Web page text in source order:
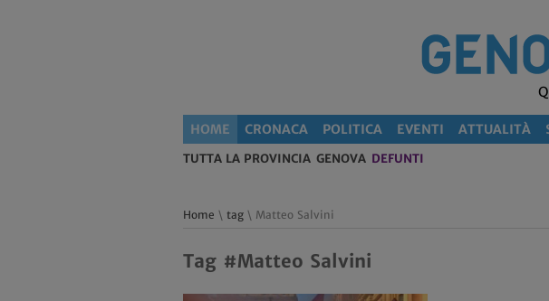
HOME CRONACA POLITICA EVENTI ATTUALITÀ
TUTTA LA PROVINCIA GENOVA DEFUNTI
Home \ tag \ Matteo Salvini
Tag #Matteo Salvini